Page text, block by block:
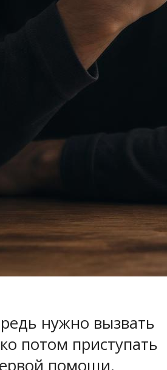
нужно вызвать
потом приступать
помощи.